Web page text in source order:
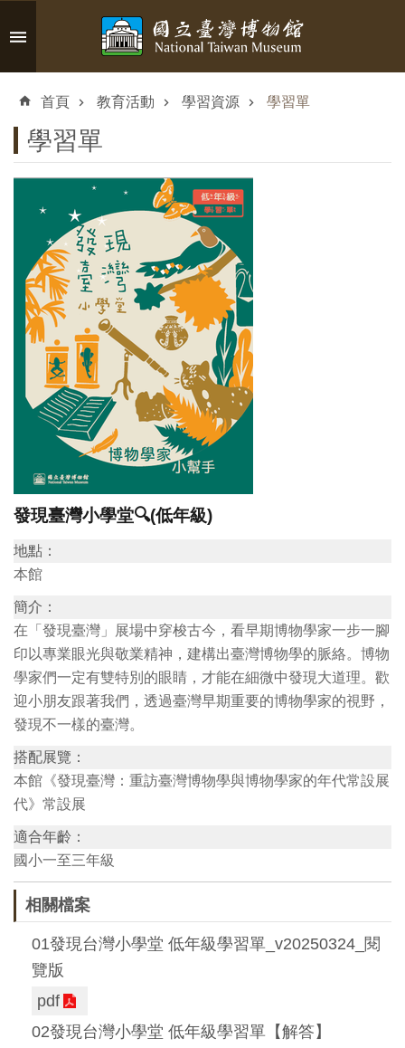
跳到主要內容區塊
搜
臺
博
資
覽
訊
教
育
活
動
出
版
文
創
典
藏
首頁 教育活動 學習資源 學習單
學習單
發現臺灣小學堂🔍(低年級)
地點：
本館
簡介：
在「發現臺灣」展場中穿梭古今，看早期博物學家一步一腳
印以專業眼光與敬業精神，建構出臺灣博物學的脈絡。博物
學家們一定有雙特別的眼睛，才能在細微中發現大道理。歡
迎小朋友跟著我們，透過臺灣早期重要的博物學家的視野，
發現不一樣的臺灣。
搭配展覽：
本館《發現臺灣：重訪臺灣博物學與博物學家的年代常設展
代》常設展
適合年齡：
國小一至三年級
相關檔案
01發現台灣小學堂 低年級學習單_v20250324_閱
覽版
pdf
02發現台灣小學堂 低年級學習單【解答】